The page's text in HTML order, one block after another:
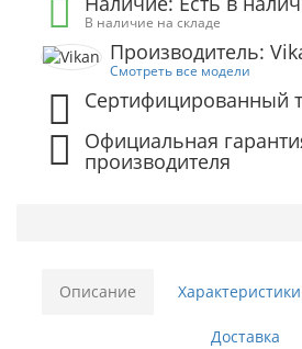
В наличие на складе
Производитель:
Смотреть все модели
Сертифицированный
Официальная
производителя
Описание Характеристики
Доставка